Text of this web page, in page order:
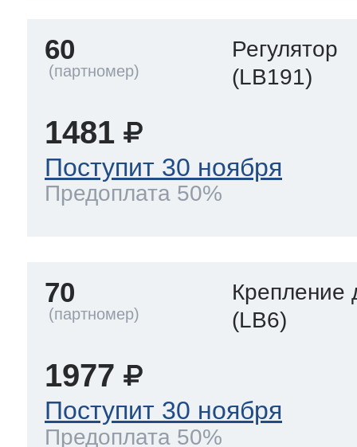
60
Регулятор
(LB191)
1481
Поступит 30 ноября
Предоплата 50%
70
Крепление
(LB6)
1977
Поступит 30 ноября
Предоплата 50%